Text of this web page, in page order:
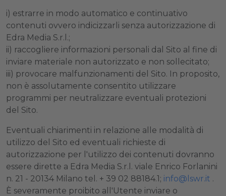
i) estrarre in modo automatico e continuativo
contenuti ovvero indicizzarli senza autorizzazione di
Edra Media S.r.l.;
ii) raccogliere informazioni personali dal Sito al fine di
inviare materiale non autorizzato e non sollecitato;
iii) provocare malfunzionamenti del Sito. In proposito,
non è assolutamente consentito utilizzare
programmi per neutralizzare eventuali protezioni
del Sito.
Eventuali chiarimenti in relazione alle modalità di
utilizzo del Sito ed eventuali richieste di
autorizzazione per l'utilizzo dei contenuti dovranno
essere dirette a Edra Media S.r.l. viale Enrico Forlanini
n. 21 - 20134 Milano tel. + 39 02 88184.1; info@lswr.it .
È severamente proibito all'Utente inviare o